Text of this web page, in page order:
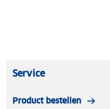
Service
Product bestellen